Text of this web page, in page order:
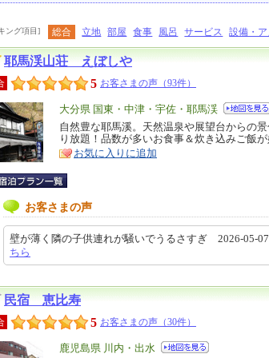
ング項目] 総合 立地 部屋 食事 風呂 サービス 設備・
耶馬渓山荘 えぼしや
5 お客さまの声（93件）
エ
リ
ア
大分県 国東・中津・宇佐・耶馬渓
特
徴
自然豊な耶馬溪。天然温泉や展望台からの
り放題！品数が多いお食事＆炊き込みご飯が
お気に入りに追加
お客さまの声
壁が薄く隣の子供連れが騒いでうるさすぎ 2026-05-
ちら
民宿 恵比寿
5 お客さまの声（30件）
エ
鹿児島県 川内・出水